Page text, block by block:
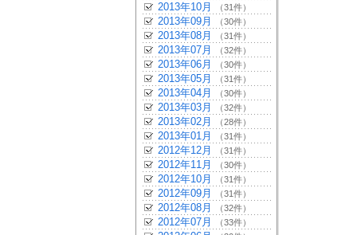
2013年10月 （31件）
2013年09月 （30件）
2013年08月 （31件）
2013年07月 （32件）
2013年06月 （30件）
2013年05月 （31件）
2013年04月 （30件）
2013年03月 （32件）
2013年02月 （28件）
2013年01月 （31件）
2012年12月 （31件）
2012年11月 （30件）
2012年10月 （31件）
2012年09月 （31件）
2012年08月 （32件）
2012年07月 （33件）